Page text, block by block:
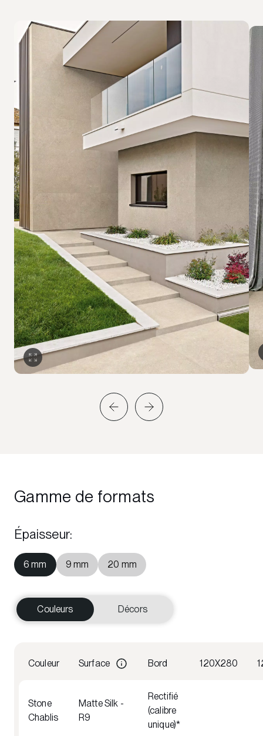
Gamme de formats
Épaisseur:
6 mm 9 mm 20 mm
Couleurs Décors
Couleur Surface Bord 120X280
Stone
Chablis
Matte Silk -
R9
Rectifié
(calibre
unique)*